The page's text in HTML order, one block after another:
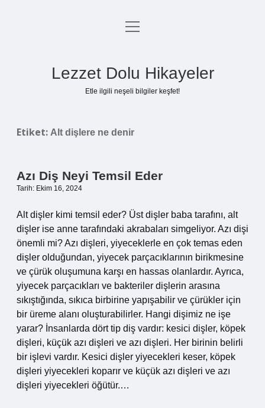
Anasayfa
menüyü
Lezzet Dolu Hikayeler
Etle ilgili neşeli bilgiler keşfet!
Etiket: Alt dişlere ne denir
Azı Diş Neyi Temsil Eder
Tarih: Ekim 16, 2024
Alt dişler kimi temsil eder? Üst dişler baba tarafını, alt
dişler ise anne tarafındaki akrabaları simgeliyor. Azı dişi
önemli mi? Azı dişleri, yiyeceklerle en çok temas eden
dişler olduğundan, yiyecek parçacıklarının birikmesine
ve çürük oluşumuna karşı en hassas olanlardır. Ayrıca,
yiyecek parçacıkları ve bakteriler dişlerin arasına
sıkıştığında, sıkıca birbirine yapışabilir ve çürükler için
bir üreme alanı oluşturabilirler. Hangi dişimiz ne işe
yarar? İnsanlarda dört tip diş vardır: kesici dişler, köpek
dişleri, küçük azı dişleri ve azı dişleri. Her birinin belirli
bir işlevi vardır. Kesici dişler yiyecekleri keser, köpek
dişleri yiyecekleri koparır ve küçük azı dişleri ve azı
dişleri yiyecekleri öğütür.…